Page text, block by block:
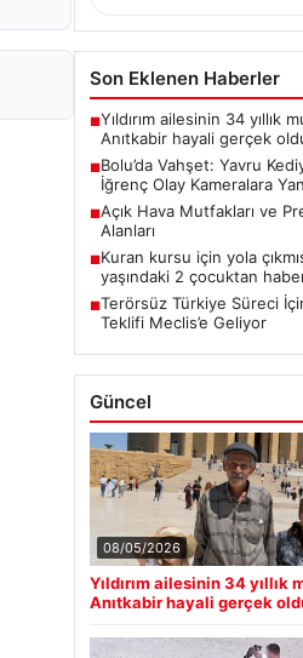
Son Eklenen Haberler
■Yıldırım ailesinin 34 yıllık
Anıtkabir hayali gerçek
■Bolu’da Vahşet: Yavru
İğrenç Olay Kameralara
■Açık Hava Mutfakları ve
Alanları
■Kuran kursu için yola
yaşındaki 2 çocuktan
■Terörsüz Türkiye Süreci
Teklifi Meclis’e Geliyor
Güncel
08/05/2026
Yıldırım ailesinin 34 yıllık
Anıtkabir hayali gerçek